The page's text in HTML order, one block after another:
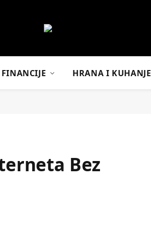
FINANCIJE HRANA I KUHANJE
Bez